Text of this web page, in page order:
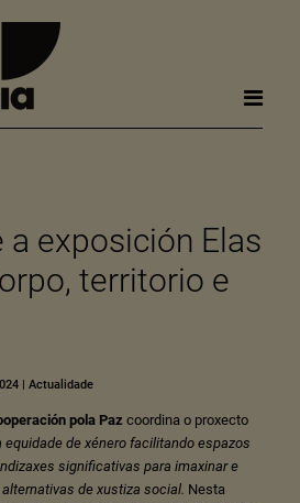
a exposición Elas
territorio e
| Actualidade
pola Paz coordina o proxecto
equidade de xénero facilitando espazos
significativas para imaxinar e
de xustiza social. Nesta